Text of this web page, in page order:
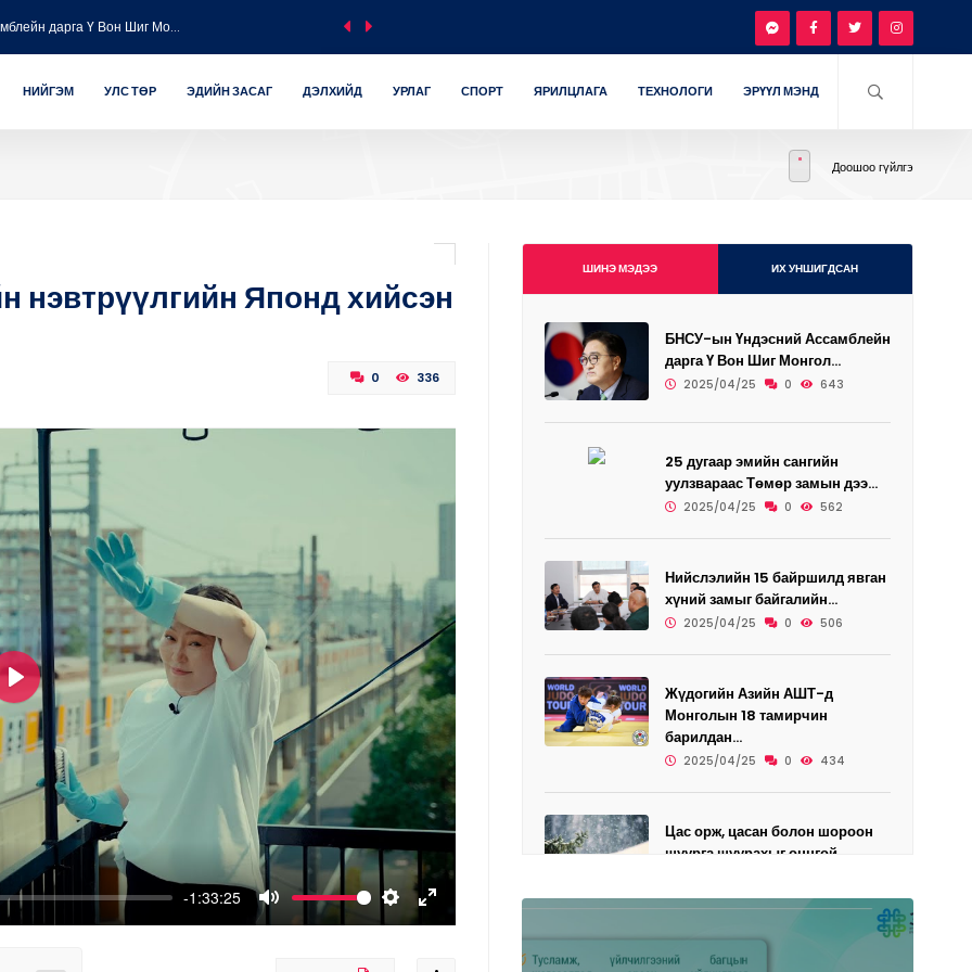
дарга Ү Вон Шиг Мо...
Төмөр замын...
НИЙГЭМ УЛС ТӨР ЭДИЙН ЗАСАГ ДЭЛХИЙД УРЛАГ СПОРТ ЯРИЛЦЛАГА ТЕХНОЛОГИ ЭРҮҮЛ МЭНД
Доошоо гүйлгэ
нэвтрүүлгийн Японд хийсэн
0 336
-1:33:25
Settings
Play
ШИНЭ МЭДЭЭ ИХ УНШИГДСАН
БНСУ-ын Үндэсний Ассамблейн
дарга Ү Вон Шиг Монгол...
2025/04/25 0 643
25 дугаар эмийн сангийн
уулзвараас Төмөр замын дээ...
2025/04/25 0 562
Нийслэлийн 15 байршилд явган
хүний замыг байгалийн...
2025/04/25 0 506
Жүдогийн Азийн АШТ-д
Монголын 18 тамирчин
барилдан...
2025/04/25 0 434
Цас орж, цасан болон шороон
шуурга шуурахыг онцгой...
Өнөөдөр дөрвөн дүүрэгт